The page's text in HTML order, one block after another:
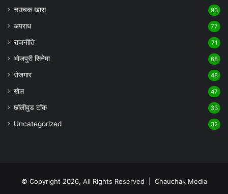
चउचक खास 93
अपराध 77
राजनीति 71
भोजपुरी सिनेमा 68
रोजगार 48
खेल 47
छॉलीवुड टॉक 33
Uncategorized 32
© Copyright 2026, All Rights Reserved | Chauchak Media